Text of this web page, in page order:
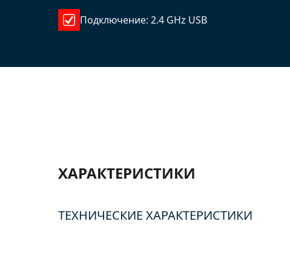
Подключение: 2.4 GHz USB
ХАРАКТЕРИСТИКИ
ТЕХНИЧЕСКИЕ ХАРАКТЕРИСТИКИ